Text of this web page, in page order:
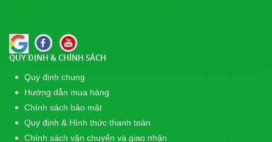
QUY ĐỊNH & CHÍNH SÁCH
Quy định chung
Hướng dẫn mua hàng
Chính sách bảo mật
Quy định & Hình thức thanh toán
Chính sách vận chuyển và giao nhận